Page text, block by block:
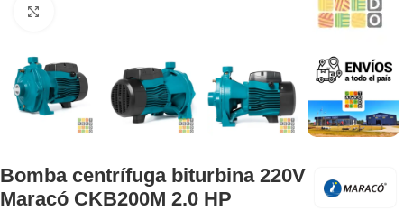
Bomba centrífuga biturbina 220V
Maracó CKB200M 2.0 HP